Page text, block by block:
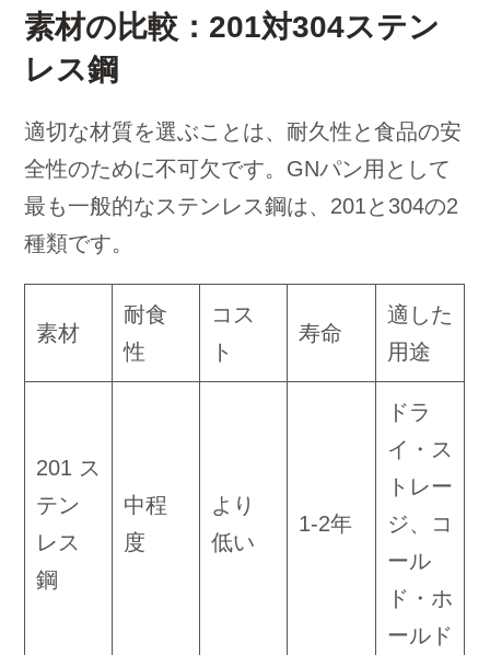
素材の比較：201対304ステン
レス鋼
適切な材質を選ぶことは、耐久性と食品の安
全性のために不可欠です。GNパン用として
最も一般的なステンレス鋼は、201と304の2
種類です。
素材
耐食
性
コス
ト
寿命
適した
用途
201 ス
テン
レス
鋼
中程
度
より
低い
1-2年
ドラ
イ・ス
トレー
ジ、コ
ール
ド・ホ
ールド